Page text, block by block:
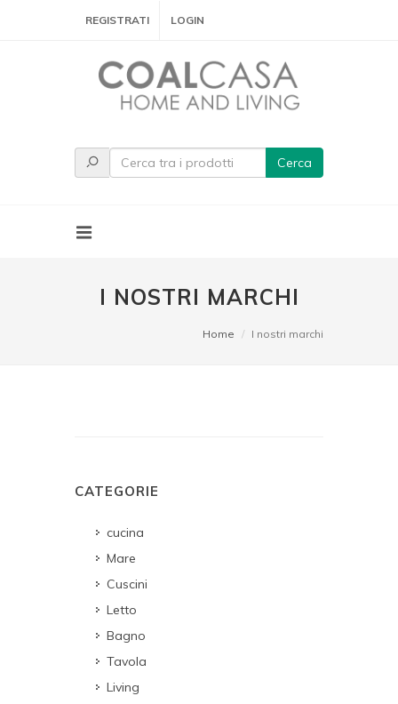
REGISTRATI LOGIN
Cerca
I NOSTRI MARCHI
Home I nostri marchi
CATEGORIE
cucina
Mare
Cuscini
Letto
Bagno
Tavola
Living